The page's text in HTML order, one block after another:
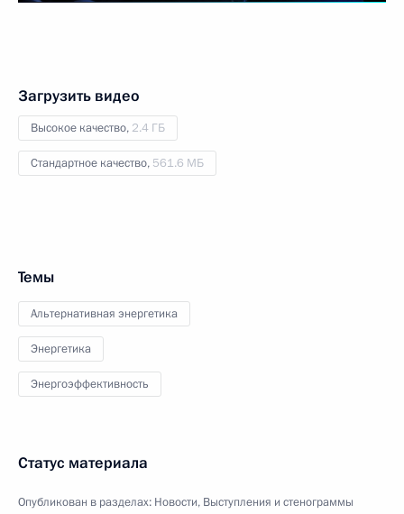
Загрузить видео
Высокое качество, 2.4 ГБ
Стандартное качество, 561.6 МБ
Темы
Альтернативная энергетика
Энергетика
Энергоэффективность
Статус материала
Опубликован в разделах: Новости, Выступления и стенограммы